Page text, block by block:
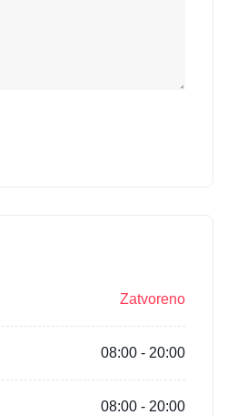
Zatvoreno
08:00 - 20:00
08:00 - 20:00